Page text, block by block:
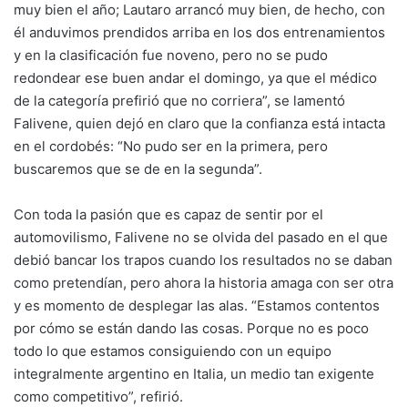
muy bien el año; Lautaro arrancó muy bien, de hecho, con
él anduvimos prendidos arriba en los dos entrenamientos
y en la clasificación fue noveno, pero no se pudo
redondear ese buen andar el domingo, ya que el médico
de la categoría prefirió que no corriera”, se lamentó
Falivene, quien dejó en claro que la confianza está intacta
en el cordobés: “No pudo ser en la primera, pero
buscaremos que se de en la segunda”.
Con toda la pasión que es capaz de sentir por el
automovilismo, Falivene no se olvida del pasado en el que
debió bancar los trapos cuando los resultados no se daban
como pretendían, pero ahora la historia amaga con ser otra
y es momento de desplegar las alas. “Estamos contentos
por cómo se están dando las cosas. Porque no es poco
todo lo que estamos consiguiendo con un equipo
integralmente argentino en Italia, un medio tan exigente
como competitivo”, refirió.